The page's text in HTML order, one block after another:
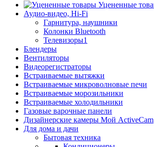
Уцененные
Аудио-видео, Hi-Fi
Гарнитура, наушники
Колонки Bluetooth
Телевизоры1
Блендеры
Вентиляторы
Видеорегистраторы
Встраиваемые вытяжки
Встраиваемые микроволновые печи
Встраиваемые морозильники
Встраиваемые холодильники
Газовые варочные панели
Дизайнерские камеры Мой ActiveCam
Для дома и дачи
Бытовая техника